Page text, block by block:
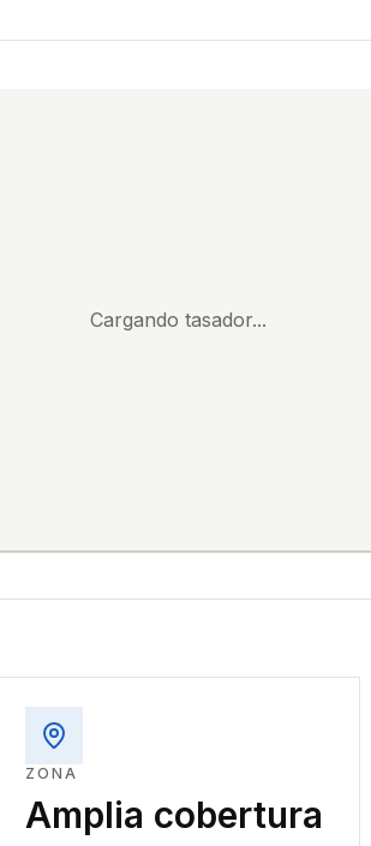
Cargando tasador...
ZONA
Amplia cobertura